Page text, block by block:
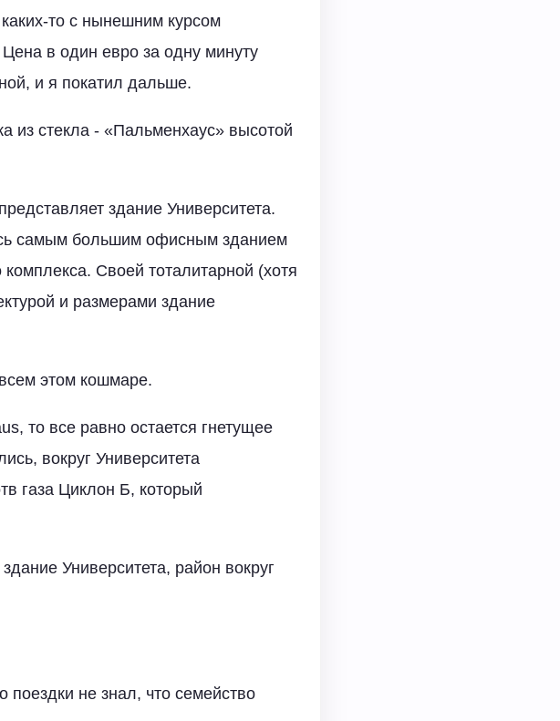
то с нынешним курсом
в один евро за одну минуту
и я покатил дальше.
из стекла - «Пальменхаус» высотой
здание Университета.
самым большим офисным зданием
Своей тоталитарной (хотя
и размерами здание
этом кошмаре.
то все равно остается гнетущее
вокруг Университета
газа Циклон Б, который
Университета, район вокруг
не знал, что семейство